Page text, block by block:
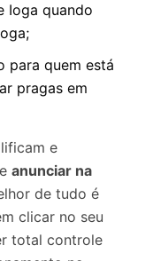
Ioga quando
para quem está
pragas em
e
anunciar na
de tudo é
clicar no seu
total controle